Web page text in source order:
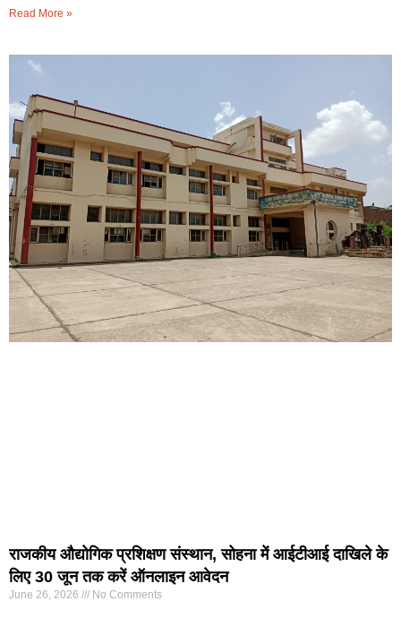
Read More »
राजकीय औद्योगिक प्रशिक्षण संस्थान, सोहना में आईटीआई दाखिले के
लिए 30 जून तक करें ऑनलाइन आवेदन
June 26, 2026 No Comments